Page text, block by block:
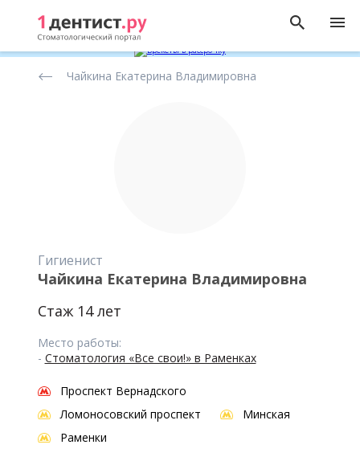
стоматологов
Чайкина Екатерина Владимировна
Гигиенист
Чайкина Екатерина Владимировна
Стаж 14 лет
Место работы:
- Стоматология «Все свои!» в Раменках
Проспект Вернадского
Ломоносовский проспект
Минская
Раменки